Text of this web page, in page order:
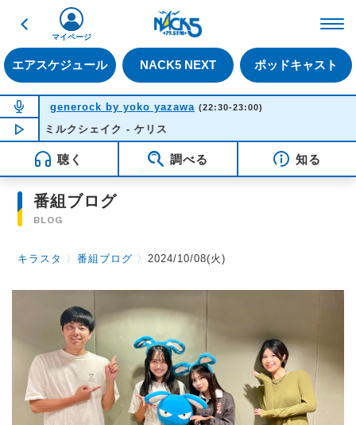
戻る
エアスケジュール NACK5 NEXT ポッドキャスト
マイページ
NOW ON AIR
generock by yoko yazawa (22:30-23:00)
NOW PLAYING 22:42
ミルクシェイク - ケリス
聴く 調べる 知る
番組ブログ
BLOG
キラスタ 〉番組ブログ 〉2024/10/08(火)